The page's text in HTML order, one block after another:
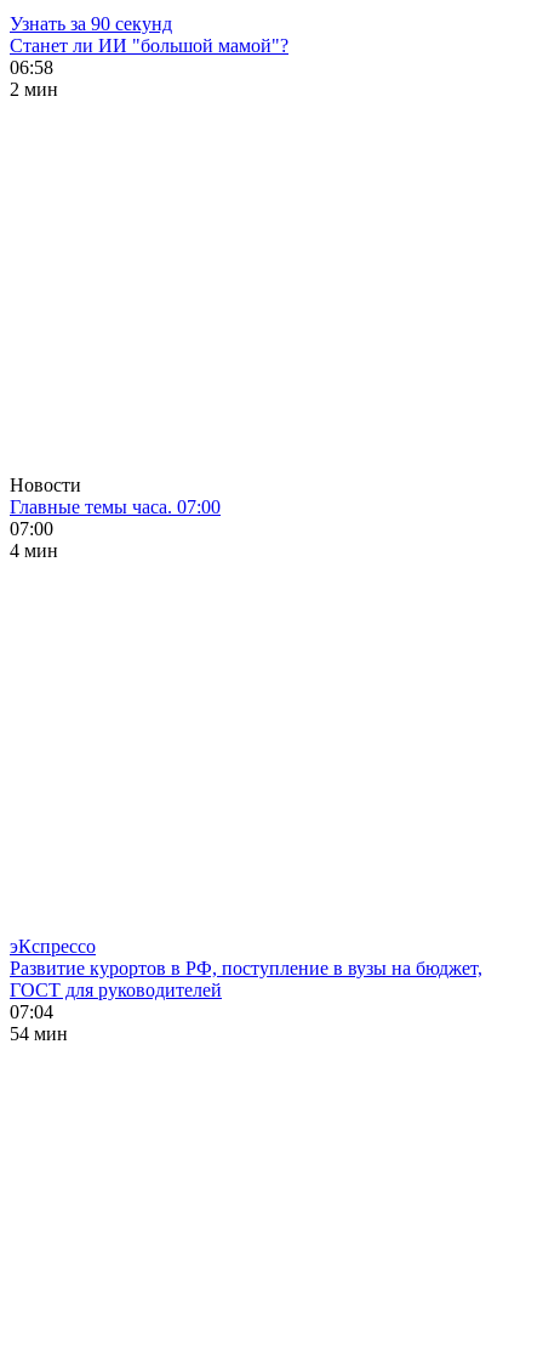
Узнать за 90 секунд
Станет ли ИИ "большой мамой"?
06:58
2 мин
Новости
Главные темы часа. 07:00
07:00
4 мин
эКспрессо
Развитие курортов в РФ, поступление в вузы на бюджет,
ГОСТ для руководителей
07:04
54 мин